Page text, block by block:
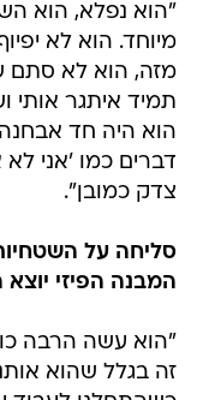
"הוא נפלא, הוא
מיוחד. הוא לא
מזה, הוא לא סתם
תמיד איתגר אותי
הוא היה חד
דברים כמו 'אני
צדק כמובן".
סליחה על
המבנה הפיזי
"הוא עשה הרבה
זה בגלל שהוא